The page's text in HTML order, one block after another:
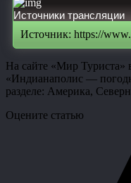
Источники трансляции
Источник: https://
На сайте «Мир Туриста»
«Индианаполис —
разделе: Америка,
Оцените статью